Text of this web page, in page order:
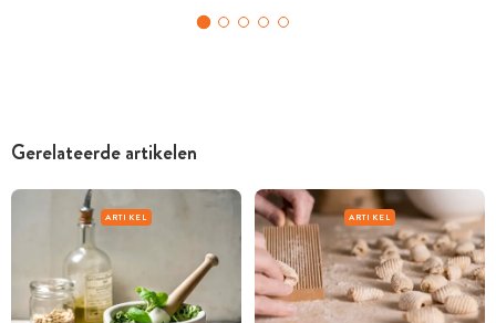
Gerelateerde artikelen
ARTIKEL ARTIKEL